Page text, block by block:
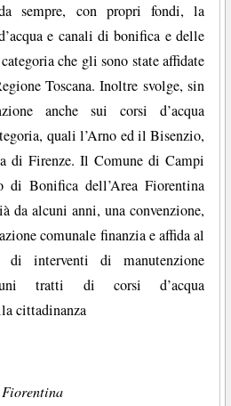
sempre, con propri fondi, la
e canali di bonifica e delle
che gli sono state affidate
Toscana. Inoltre svolge, sin
anche sui corsi d’acqua
quali l’Arno ed il Bisenzio,
di Firenze. Il Comune di Campi
Bonifica dell’Area Fiorentina
da alcuni anni, una convenzione,
comunale finanzia e affida al
di interventi di manutenzione
tratti di corsi d’acqua
cittadinanza